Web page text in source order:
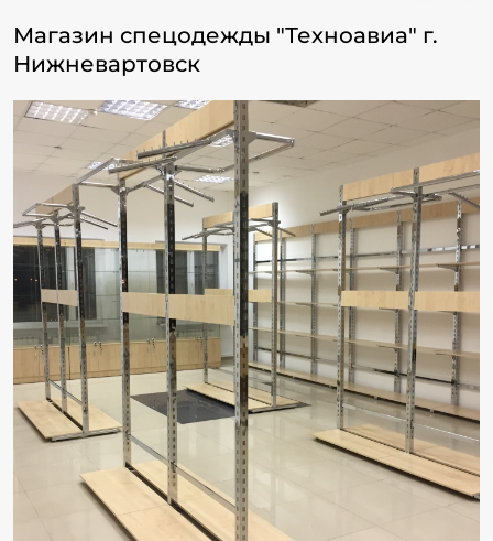
Магазин спецодежды "Техноавиа" г.
Нижневартовск